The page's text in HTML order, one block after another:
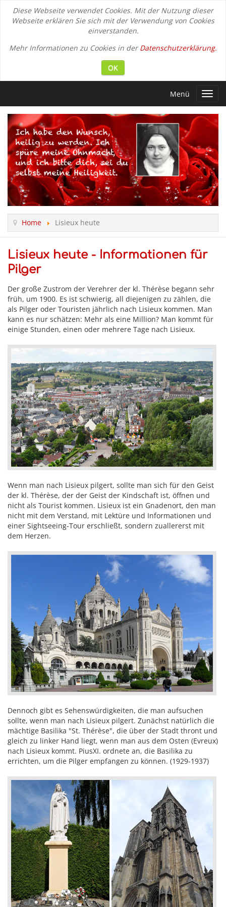
Diese Webseite verwendet Cookies. Mit der Nutzung dieser
Webseite erklären Sie sich mit der Verwendung von Cookies
einverstanden.
Mehr Informationen zu Cookies in derDatenschutzerklärung.
OK
Menü
Home Lisieux heute
Lisieux heute - Informationen für
Pilger
Der große Zustrom der Verehrer der kl. Thérèse begann sehr
früh, um 1900. Es ist schwierig, all diejenigen zu zählen, die
als Pilger oder Touristen jährlich nach Lisieux kommen. Man
kann es nur schätzen: Mehr als eine Million? Man kommt für
einige Stunden, einen oder mehrere Tage nach Lisieux.
Wenn man nach Lisieux pilgert, sollte man sich für den Geist
der kl. Thérèse, der der Geist der Kindschaft ist, öffnen und
nicht als Tourist kommen. Lisieux ist ein Gnadenort, den man
nicht mit dem Verstand, mit Lektüre und Informationen und
einer Sightseeing-Tour erschließt, sondern zuallererst mit
dem Herzen.
Dennoch gibt es Sehenswürdigkeiten, die man aufsuchen
sollte, wenn man nach Lisieux pilgert. Zunächst natürlich die
mächtige Basilika "St. Thérèse", die über der Stadt thront und
gleich zu linker Hand liegt, wenn man aus dem Osten (Evreux)
nach Lisieux kommt. PiusXI. ordnete an, die Basilika zu
errichten, um die Pilger empfangen zu können. (1929-1937)